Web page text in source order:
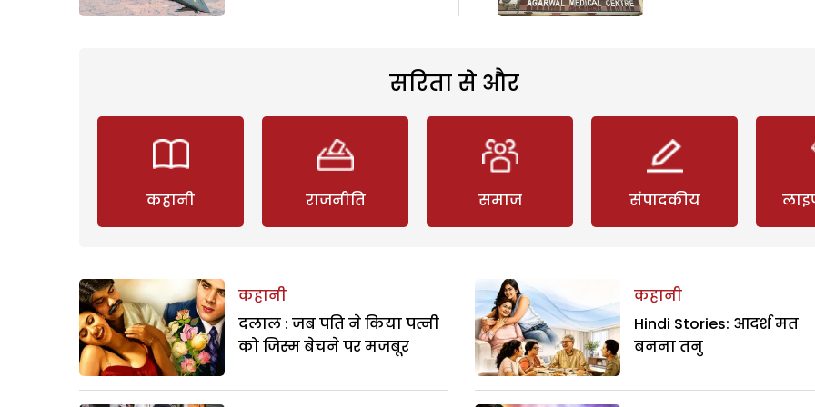
सरिता से और
कहानी राजनीति समाज संपादकीय
कहानी
दलाल : जब पति ने किया पत्नी
को जिस्म बेचने पर मजबूर
कहानी
Hindi Stories: आदर्श मत
बनना तनु